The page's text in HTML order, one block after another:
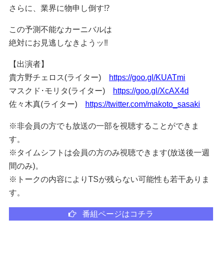
さらに、業界に物申し倒す⁉︎
この予測不能なカーニバルは
絶対にお見逃しなきようッ‼︎
【出演者】
貴方野チェロス(ライター)
https://goo.gl/KUATmi
マスクド･モリタ(ライター)
https://goo.gl/XcAX4d
佐々木真(ライター)
https://twitter.com/makoto_sasaki
※非会員の方でも放送の一部を視聴することができま
す。
※タイムシフトは会員の方のみ視聴できます(放送後一週
間のみ)。
※トークの内容によりTSが残らない可能性も若干ありま
す。
番組ページはコチラ